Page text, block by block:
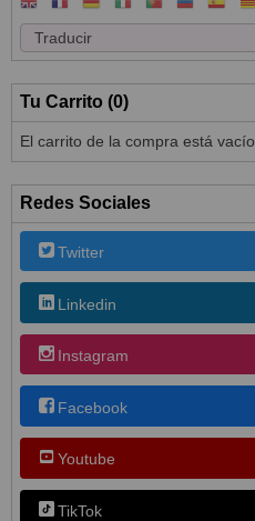
Tu Carrito (0)
El carrito de la compra está vacío
Redes Sociales
Twitter
Linkedin
Instagram
Facebook
Youtube
TikTok